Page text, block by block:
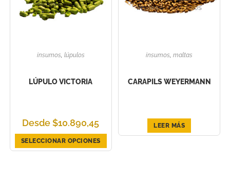
insumos lúpulos
LÚPULO VICTORIA
Desde $10.890,45
SELECCIONAR OPCIONES
insumos ,maltas
CARAPILS WEYERMANN
LEER MÁS